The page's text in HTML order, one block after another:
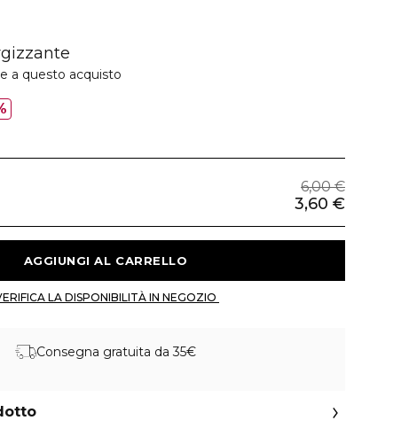
a questo acquisto
6,00 €
3,60 €
Consegna gratuita da 35€